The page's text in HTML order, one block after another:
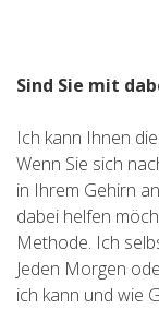
Sind Sie mit
Ich kann Ihnen
Wenn Sie sich
in Ihrem Gehirn
dabei helfen
Methode. Ich
Jeden Morgen
ich kann und wie